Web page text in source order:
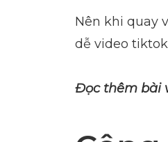
Nên khi quay
dễ video
Đọc thêm bài